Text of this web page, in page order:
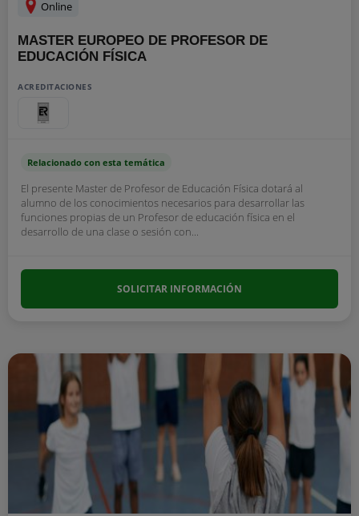
Online
MASTER EUROPEO DE PROFESOR DE
EDUCACIÓN FÍSICA
ACREDITACIONES
Relacionado con esta temática
El presente Master de Profesor de Educación Física dotará al
alumno de los conocimientos necesarios para desarrollar las
funciones propias de un Profesor de educación física en el
desarrollo de una clase o sesión con...
SOLICITAR INFORMACIÓN